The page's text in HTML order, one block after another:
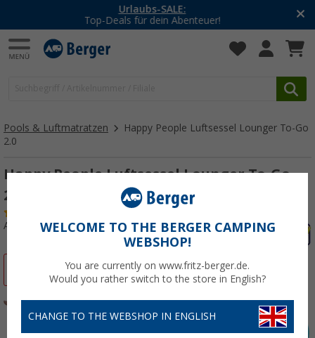
-20% auf Kleidung und Schuhe
Mit dem Aktionscode20SSV
Pools & Luftmatratzen
Happy People Luftsessel Lounger To-Go
2.0
Happy People Luftsessel Lounger To-Go
2.0 blau
Art.-Nr.: 509350WELCOME TO THE BERGER CAMPING
WEBSHOP!
You are currently on www.fritz-berger.de.
Would you rather switch to the store in English?
CHANGE TO THE WEBSHOP IN ENGLISH